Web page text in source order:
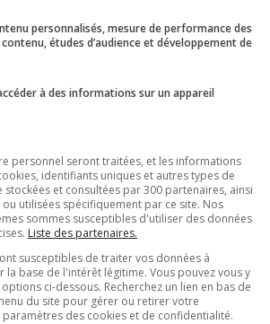
personnalisés, mesure de performance des
études d’audience et développement de
à des informations sur un appareil
personnel seront traitées, et les informations
identifiants uniques et autres types de
et consultées par 300 partenaires, ainsi
utilisées spécifiquement par ce site. Nos
sommes susceptibles d'utiliser des données
Liste des partenaires.
susceptibles de traiter vos données à
la base de l'intérêt légitime. Vous pouvez vous y
ci-dessous. Recherchez un lien en bas de
du site pour gérer ou retirer votre
des cookies et de confidentialité.